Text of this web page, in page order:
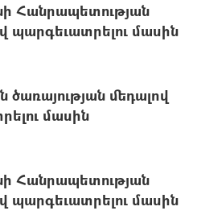
Հանրապետության
պարգեւատրելու մասին
մեդալով
մասին
Հանրապետության
պարգեւատրելու մասին